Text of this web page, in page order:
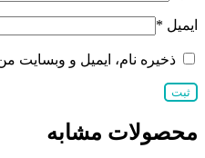
ایمیل *
ذخیره نام، ایمیل و وبسایت
محصولات مشابه